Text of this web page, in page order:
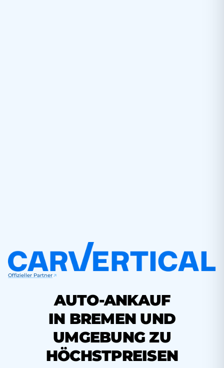
Offizieller Partner
AUTO-ANKAUF
IN BREMEN UND
UMGEBUNG ZU
HÖCHSTPREISEN